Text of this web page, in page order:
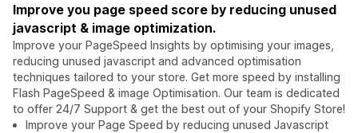
Improve you page speed score by reducing unused
javascript & image optimization.
Improve your PageSpeed Insights by optimising your images,
reducing unused javascript and advanced optimisation
techniques tailored to your store. Get more speed by installing
Flash PageSpeed & image Optimisation. Our team is dedicated
to offer 24/7 Support & get the best out of your Shopify Store!
Improve your Page Speed by reducing unused Javascript